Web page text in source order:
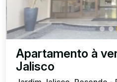
Apartamento à
Jalisco